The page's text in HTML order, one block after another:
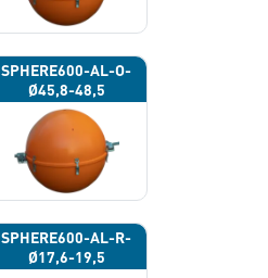
SPHERE600-AL-O-
Ø45,8-48,5
SPHERE600-AL-R-
Ø17,6-19,5